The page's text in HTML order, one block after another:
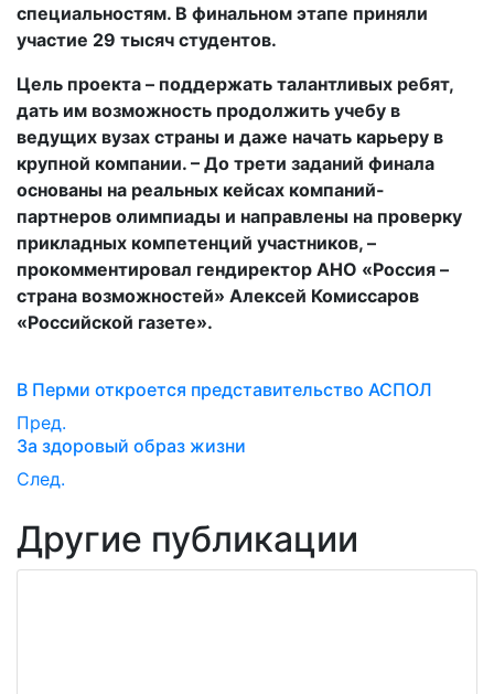
специальностям. В финальном этапе приняли
участие 29 тысяч студентов.
Цель проекта – поддержать талантливых ребят,
дать им возможность продолжить учебу в
ведущих вузах страны и даже начать карьеру в
крупной компании. – До трети заданий финала
основаны на реальных кейсах компаний-
партнеров олимпиады и направлены на проверку
прикладных компетенций участников, –
прокомментировал гендиректор АНО «Россия –
страна возможностей» Алексей Комиссаров
«Российской газете».
В Перми откроется представительство АСПОЛ
Пред.
За здоровый образ жизни
След.
Другие публикации